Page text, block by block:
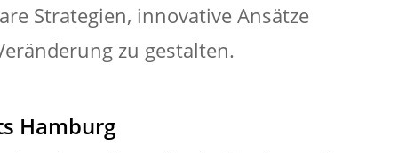
Strategien, innovative Ansätze
zu gestalten.
Hamburg